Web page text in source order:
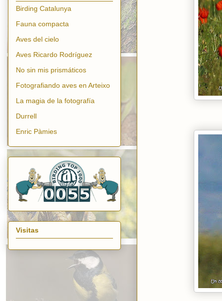
Birding Catalunya
Fauna compacta
Aves del cielo
Aves Ricardo Rodríguez
No sin mis prismáticos
Fotografiando aves en Arteixo
La magia de la fotografía
Durrell
Enric Pàmies
Visitas